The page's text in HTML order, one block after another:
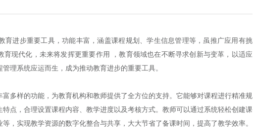
育进步重要工具，功能丰富，涵盖课程规划、学生信息管理等，虽推广应用有挑
育现代化，未来将发挥更重要作用 ，教育领域也在不断寻求创新与变革，以适应
理系统应运而生，成为推动教育进步的重要工具。
样的功能，为教育机构和教师提供了全方位的支持。它能够对课程进行精准规
点，合理设置课程内容、教学进度以及考核方式。教师可以通过系统轻松创建课
，实现教学资源的数字化整合与共享，大大节省了备课时间，提高了教学效率。